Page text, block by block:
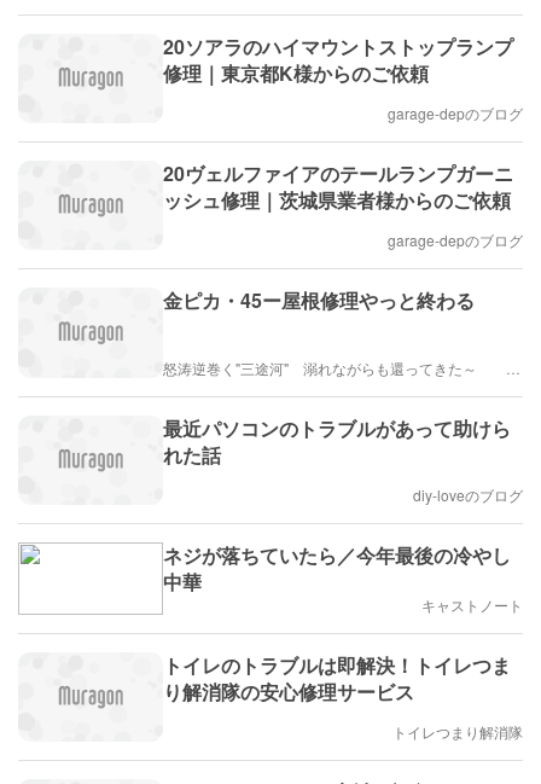
20ソアラのハイマウントストップランプ
修理｜東京都K様からのご依頼
garage-depのブログ
20ヴェルファイアのテールランプガーニ
ッシュ修理｜茨城県業者様からのご依頼
garage-depのブログ
金ピカ・45ー屋根修理やっと終わる
最近パソコンのトラブルがあって助けら
れた話
diy-loveのブログ
ネジが落ちていたら／今年最後の冷やし
中華
キャストノート
トイレのトラブルは即解決！トイレつま
り解消隊の安心修理サービス
トイレつまり解消隊